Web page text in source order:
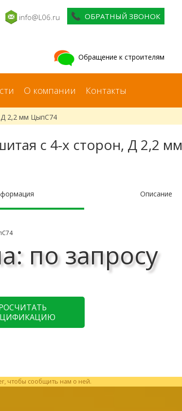
info@L06.ru ОБРАТНЫЙ ЗВОНОК
Обращение к строителям
О компании Контакты
Д 2,2 мм ЦыпС74
с 4-х сторон, Д 2,2 мм
Описание
по запросу
чтобы сообщить нам о ней.